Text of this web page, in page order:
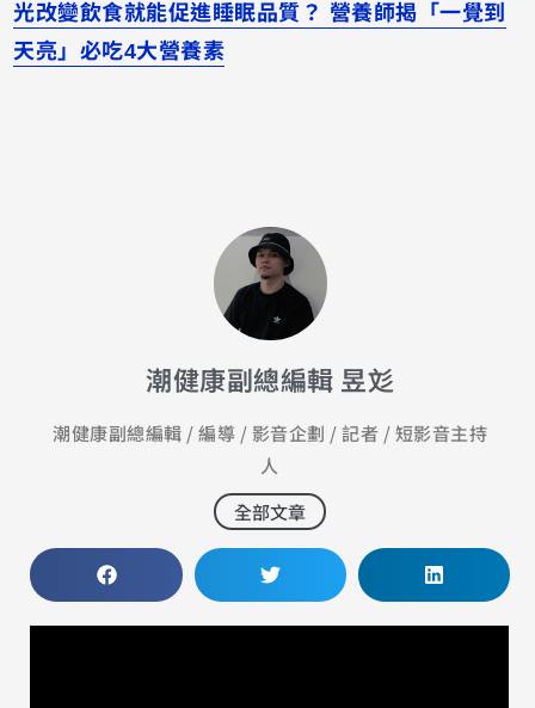
光改變飲食就能促進睡眠品質？ 營養師揭「一覺到
天亮」必吃4大營養素
潮健康副總編輯 昱彣
潮健康副總編輯 / 編導 / 影音企劃 / 記者 / 短影音主持
人
全部文章